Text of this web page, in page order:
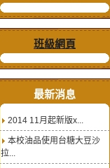
班級網頁
最新消息
2014 11月起新版x...
本校油品使用台糖大豆沙
拉...